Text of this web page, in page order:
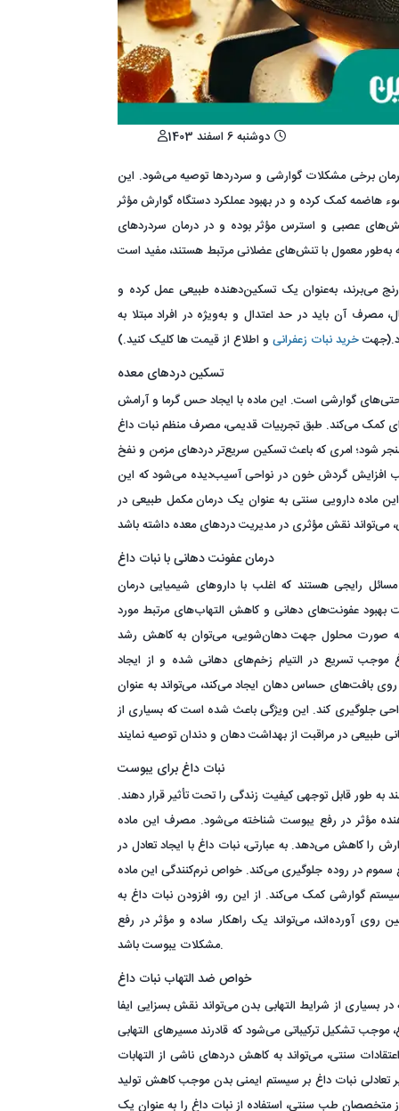
دوشنبه 6 اسفند 1403
برخی مشکلات گوارشی و سردردها توصیه می‌شود. این
هاضمه کمک کرده و در بهبود عملکرد دستگاه گوارش مؤثر
عصبی و استرس مؤثر بوده و در درمان سردردهای
می‌برند، به‌عنوان یک تسکین‌دهنده طبیعی عمل کرده و
مصرف آن باید در حد اعتدال و به‌ویژه در افراد مبتلا به
خرید نبات زعفرانی و اطلاع از قیمت ها کلیک کنید.)
تسکین دردهای معده
گوارشی است. این ماده با ایجاد حس گرما و آرامش
کمک می‌کند. طبق تجربیات قدیمی، مصرف منظم نبات داغ
شود؛ امری که باعث تسکین سریع‌تر دردهای مزمن و نفخ
افزایش گردش خون در نواحی آسیب‌دیده می‌شود که این
ماده دارویی سنتی به عنوان یک درمان مکمل طبیعی در
درمان عفونت دهانی با نبات داغ
رایجی هستند که اغلب با داروهای شیمیایی درمان
عفونت‌های دهانی و کاهش التهاب‌های مرتبط مورد
به صورت محلول جهت دهان‌شویی، می‌توان به کاهش رشد
تسریع در التیام زخم‌های دهانی شده و از ایجاد
بافت‌های حساس دهان ایجاد می‌کند، می‌تواند به عنوان
جلوگیری کند. این ویژگی باعث شده است که بسیاری از
نبات داغ برای یبوست
طور قابل توجهی کیفیت زندگی را تحت تأثیر قرار دهند.
مؤثر در رفع یبوست شناخته می‌شود. مصرف این ماده
کاهش می‌دهد. به عبارتی، نبات داغ با ایجاد تعادل در
در روده جلوگیری می‌کند. خواص نرم‌کنندگی این ماده
گوارشی کمک می‌کند. از این رو، افزودن نبات داغ به
روی آورده‌اند، می‌تواند یک راهکار ساده و مؤثر در رفع
مشکلات یبوست باشد.
خواص ضد التهاب نبات داغ
بسیاری از شرایط التهابی بدن می‌تواند نقش بسزایی ایفا
تشکیل ترکیباتی می‌شود که قادرند مسیرهای التهابی
سنتی، می‌تواند به کاهش دردهای ناشی از التهابات
تعادلی نبات داغ بر سیستم ایمنی بدن موجب کاهش تولید
متخصصان طب سنتی، استفاده از نبات داغ را به عنوان یک